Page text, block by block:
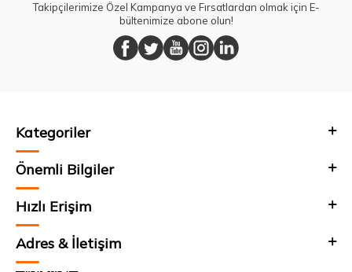
Takipçilerimize Özel Kampanya ve Fırsatlardan olmak için E-
bültenimize abone olun!
Kategoriler
Önemli Bilgiler
Hızlı Erişim
Adres & İletişim